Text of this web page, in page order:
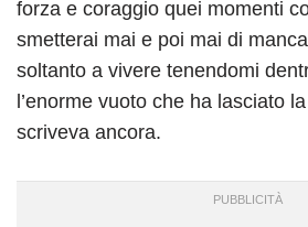
forza e coraggio quei momenti
smetterai mai e poi mai di
soltanto a vivere tenendomi
l’enorme vuoto che ha lasciato
scriveva ancora.